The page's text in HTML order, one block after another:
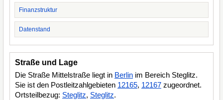
Finanzstruktur
Datenstand
Straße und Lage
Die Straße Mittelstraße liegt in Berlin im Bereich Steglitz.
Sie ist den Postleitzahlgebieten 12165, 12167 zugeordnet.
Ortsteilbezug: Steglitz, Steglitz.